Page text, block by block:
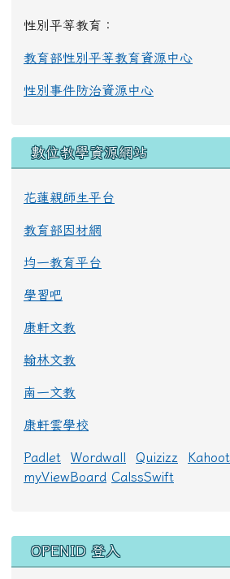
性別平等教育：
教育部性別平等教育資源中心
性別事件防治資源中心
數位教學資源網站
花蓮親師生平台
教育部因材網
均一教育平台
學習吧
康軒文教
翰林文教
南一文教
康軒雲學校
Padlet Wordwall Quizizz Kahoot
myViewBoard CalssSwift
右邊區域內容
OPENID 登入